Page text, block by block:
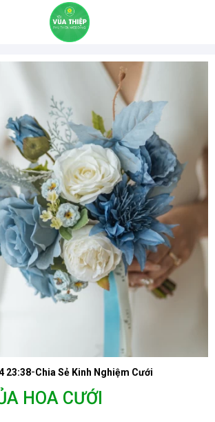
23:38-Chia Sẻ Kinh Nghiệm Cưới
HOA CƯỚI